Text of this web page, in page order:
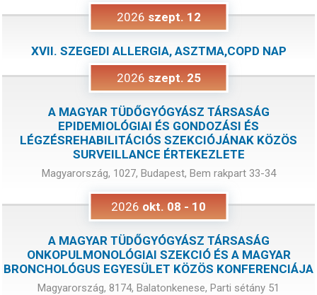
2026 szept. 12
XVII. SZEGEDI ALLERGIA, ASZTMA,COPD NAP
2026 szept. 25
A MAGYAR TÜDŐGYÓGYÁSZ TÁRSASÁG
EPIDEMIOLÓGIAI ÉS GONDOZÁSI ÉS
LÉGZÉSREHABILITÁCIÓS SZEKCIÓJÁNAK KÖZÖS
SURVEILLANCE ÉRTEKEZLETE
Magyarország, 1027, Budapest, Bem rakpart 33-34
2026 okt. 08 - 10
A MAGYAR TÜDŐGYÓGYÁSZ TÁRSASÁG
ONKOPULMONOLÓGIAI SZEKCIÓ ÉS A MAGYAR
BRONCHOLÓGUS EGYESÜLET KÖZÖS KONFERENCIÁJA
Magyarország, 8174, Balatonkenese, Parti sétány 51